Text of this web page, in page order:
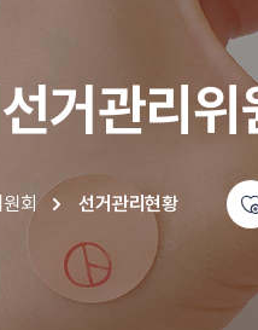
거관리위
회 선거관리현황